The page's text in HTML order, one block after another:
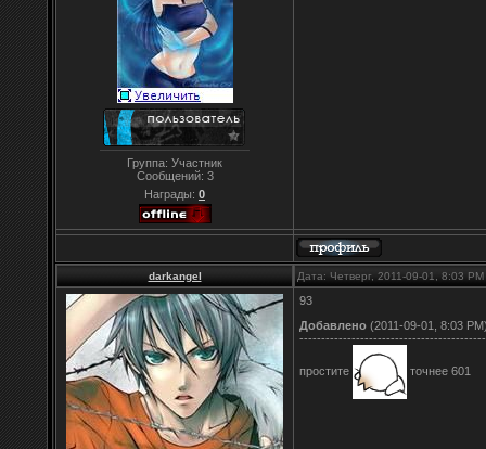
Группа: Участник
Сообщений: 3
Награды: 0
darkangel Дата: Четверг, 2011-09-01, 8:03
93
Добавлено (2011-09-01, 8:03
простите точнее 601